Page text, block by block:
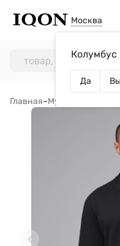
Москва
Колумбус
Да
Главная–Мужчинам